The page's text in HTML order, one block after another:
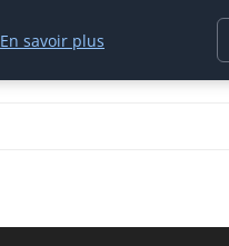
En savoir plus